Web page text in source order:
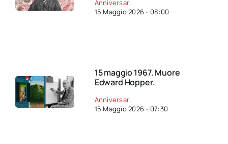
Anniversari
15 Maggio 2026 - 08:00
15 maggio 1967. Muore
Edward Hopper.
Anniversari
15 Maggio 2026 - 07:30